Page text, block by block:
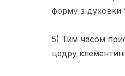
форму з духовки
5) Тим часом
цедру